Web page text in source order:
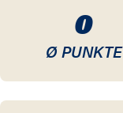
0
Ø PUNKTE